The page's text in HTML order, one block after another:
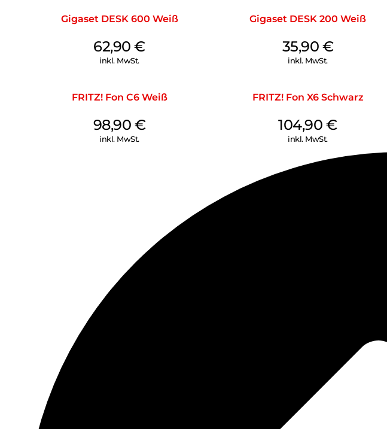
Gigaset DESK 600 Weiß
62,90€
inkl. MwSt.
Gigaset DESK 200 Weiß
35,90 €
inkl. MwSt.
FRITZ! Fon C6 Weiß
98,90 €
inkl. MwSt.
FRITZ! Fon X6 Schwarz
104,90€
inkl. MwSt.